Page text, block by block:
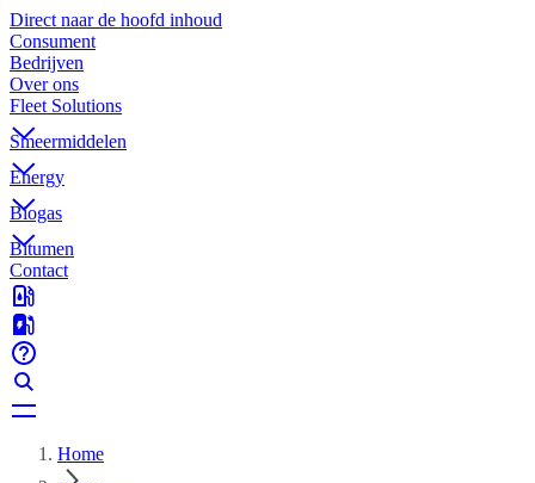
Direct naar de hoofd inhoud
Consument
Bedrijven
Over ons
Fleet Solutions
Smeermiddelen
Energy
Biogas
Bitumen
Contact
Home